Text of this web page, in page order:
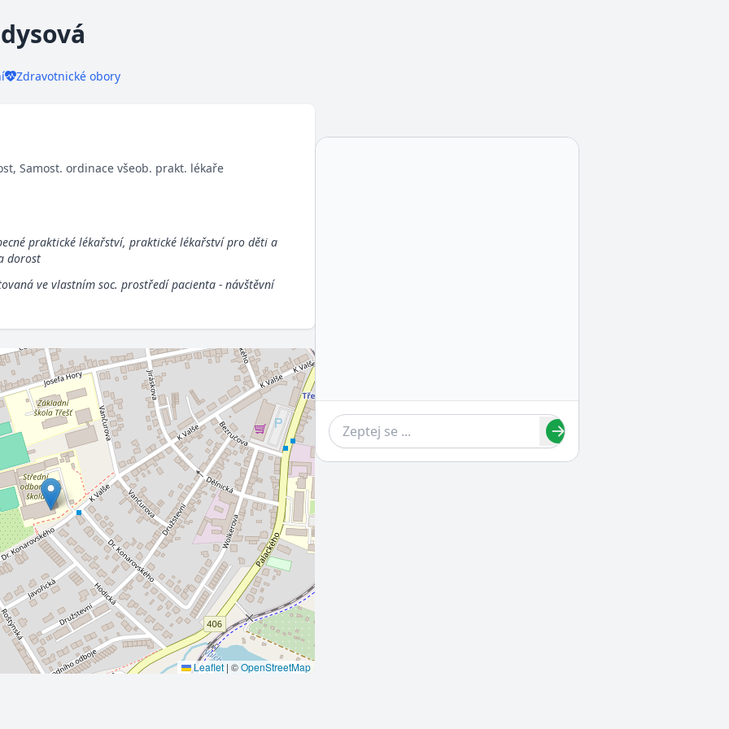
Zdravotnické obory
Samost. ordinace všeob. prakt. lékaře
praktické lékařství, praktické lékařství pro děti a
dorost
ve vlastním soc. prostředí pacienta - návštěvní
Leaflet |©OpenStreetMap